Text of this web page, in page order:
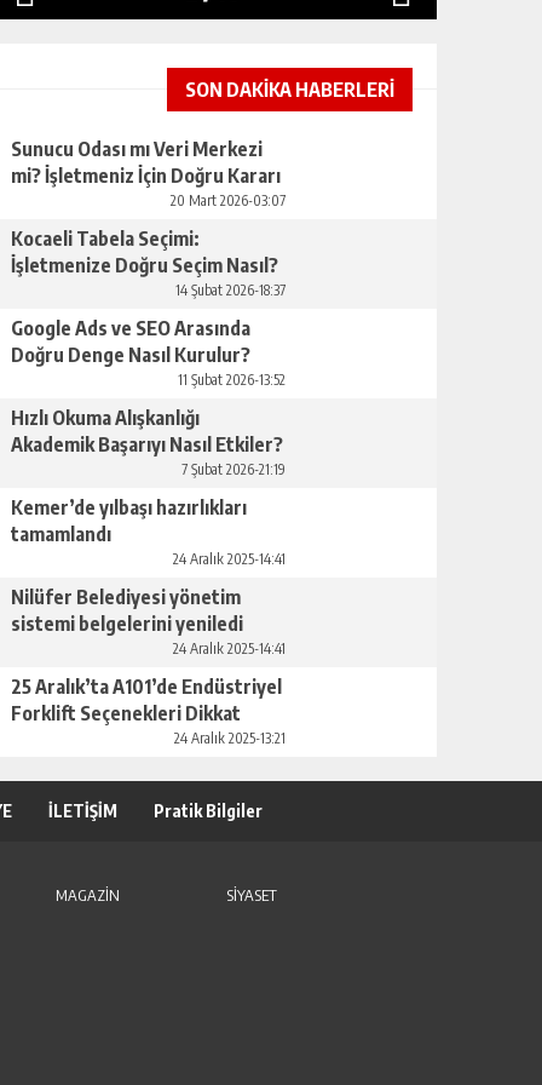
SON DAKİKA HABERLERİ
Sunucu Odası mı Veri Merkezi
mi? İşletmeniz İçin Doğru Kararı
20 Mart 2026-03:07
Kocaeli Tabela Seçimi:
İşletmenize Doğru Seçim Nasıl?
14 Şubat 2026-18:37
Google Ads ve SEO Arasında
Doğru Denge Nasıl Kurulur?
11 Şubat 2026-13:52
Hızlı Okuma Alışkanlığı
Akademik Başarıyı Nasıl Etkiler?
7 Şubat 2026-21:19
Kemer’de yılbaşı hazırlıkları
tamamlandı
24 Aralık 2025-14:41
Nilüfer Belediyesi yönetim
sistemi belgelerini yeniledi
24 Aralık 2025-14:41
25 Aralık’ta A101’de Endüstriyel
Forklift Seçenekleri Dikkat
24 Aralık 2025-13:21
İLETİŞİM Pratik Bilgiler
MAGAZİN
SİYASET